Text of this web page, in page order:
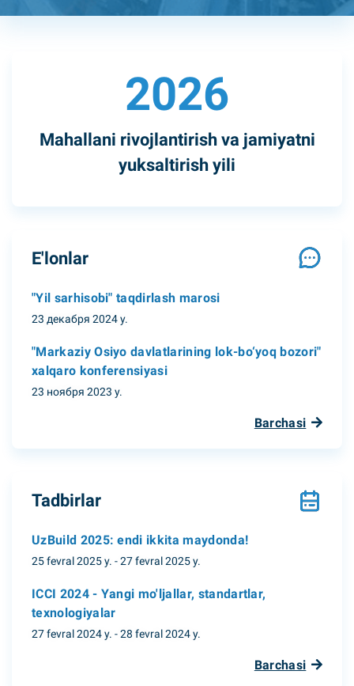
E'lonlar
"Yil sarhisobi" taqdirlash marosi
23 декабря 2024 y.
"Markaziy Osiyo davlatlarining lok-bo‘yoq bozori"
xalqaro konferensiyasi
23 ноября 2023 y.
Barchasi
2026
Mahallani rivojlantirish va jamiyatni
yuksaltirish yili
Tadbirlar
UzBuild 2025: endi ikkita maydonda!
25 fevral 2025 y. - 27 fevral 2025 y.
ICCI 2024 - Yangi mo'ljallar, standartlar,
texnologiyalar
27 fevral 2024 y. - 28 fevral 2024 y.
Barchasi